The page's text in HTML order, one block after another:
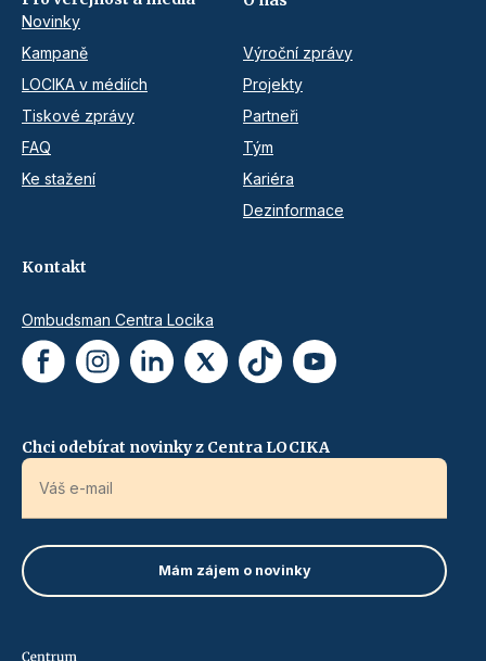
Novinky
Kampaně
LOCIKA v médiích
Tiskové zprávy
FAQ
Ke stažení
Výroční zprávy
Projekty
Partneři
Tým
Kariéra
Dezinformace
Kontakt
Ombudsman Centra Locika
Chci odebírat novinky z Centra LOCIKA